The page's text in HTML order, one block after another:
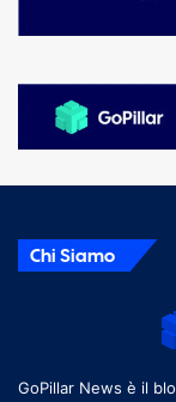
Chi Siamo
GoPillar News è il